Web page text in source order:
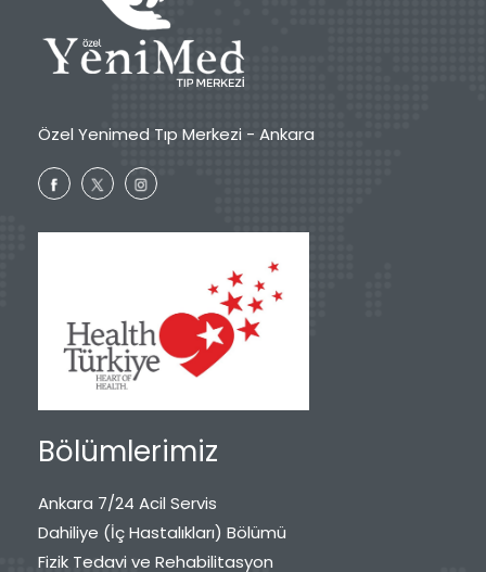
Özel Yenimed Tıp Merkezi - Ankara
Bölümlerimiz
Ankara 7/24 Acil Servis
Dahiliye (İç Hastalıkları) Bölümü
Fizik Tedavi ve Rehabilitasyon